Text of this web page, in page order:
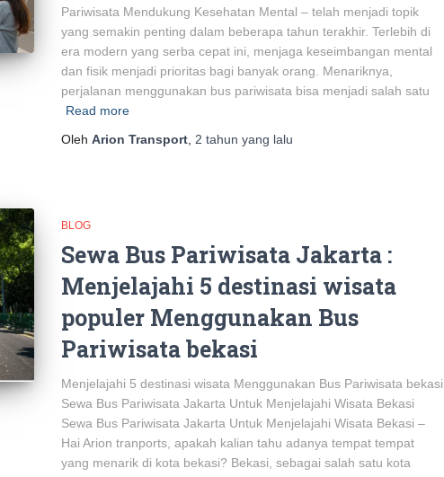
Pariwisata Mendukung Kesehatan Mental – telah menjadi topik
yang semakin penting dalam beberapa tahun terakhir. Terlebih di
era modern yang serba cepat ini, menjaga keseimbangan mental
dan fisik menjadi prioritas bagi banyak orang. Menariknya,
perjalanan menggunakan bus pariwisata bisa menjadi salah satu
Read more
Oleh Arion Transport 2 tahun yang lalu
BLOG
Sewa Bus Pariwisata Jakarta :
Menjelajahi 5 destinasi wisata
populer Menggunakan Bus
Pariwisata bekasi
Menjelajahi 5 destinasi wisata Menggunakan Bus Pariwisata bekasi
Sewa Bus Pariwisata Jakarta Untuk Menjelajahi Wisata Bekasi
Sewa Bus Pariwisata Jakarta Untuk Menjelajahi Wisata Bekasi –
Hai Arion tranports, apakah kalian tahu adanya tempat tempat
yang menarik di kota bekasi? Bekasi, sebagai salah satu kota